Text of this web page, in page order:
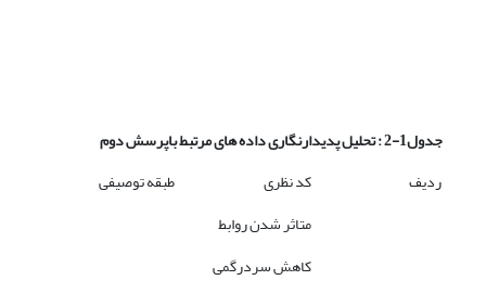
جدول1-2 : تحلیل پدیدارنگاری داده های مرتبط باپرسش دوم
ردیف
کد نظری طبقه توصیفی
متاثر شدن روابط
کاهش سردرگمی